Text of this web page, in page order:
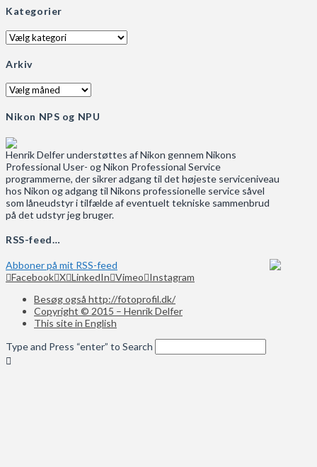
Kategorier
Kategorier
Arkiv
Arkiv
Nikon NPS og NPU
Henrik Delfer understøttes af Nikon gennem Nikons
Professional User- og Nikon Professional Service
programmerne, der sikrer adgang til det højeste serviceniveau
hos Nikon og adgang til Nikons professionelle service såvel
som låneudstyr i tilfælde af eventuelt tekniske sammenbrud
på det udstyr jeg bruger.
RSS-feed…
Abboner på mit RSS-feed
Facebook X LinkedIn Vimeo Instagram
Besøg også http://fotoprofil.dk/
Copyright © 2015 – Henrik Delfer
This site in English
Type and Press “enter” to Search